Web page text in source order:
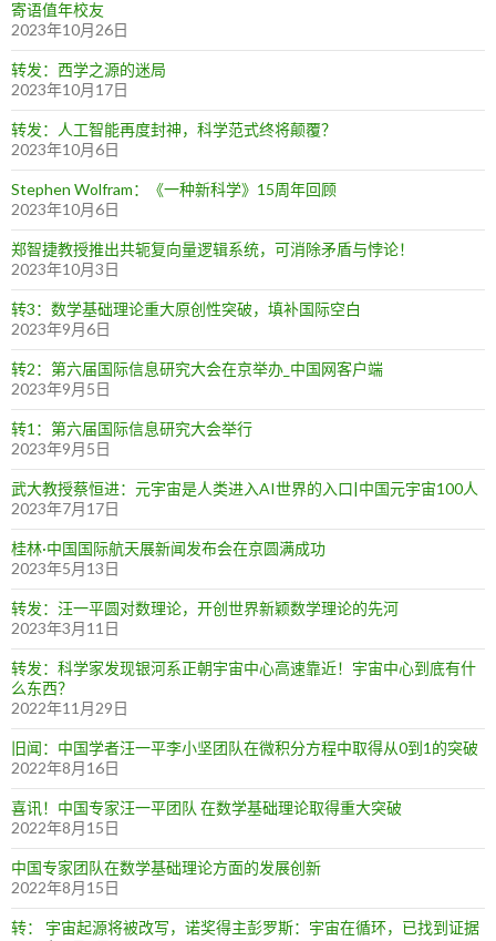
寄语值年校友
2023年10月26日
转发：西学之源的迷局
2023年10月17日
转发：人工智能再度封神，科学范式终将颠覆？
2023年10月6日
Stephen Wolfram：《一种新科学》15周年回顾
2023年10月6日
郑智捷教授推出共轭复向量逻辑系统，可消除矛盾与悖论！
2023年10月3日
转3：数学基础理论重大原创性突破，填补国际空白
2023年9月6日
转2：第六届国际信息研究大会在京举办_中国网客户端
2023年9月5日
转1：第六届国际信息研究大会举行
2023年9月5日
武大教授蔡恒进：元宇宙是人类进入AI世界的入口|中国元宇宙100人
2023年7月17日
桂林·中国国际航天展新闻发布会在京圆满成功
2023年5月13日
转发：汪一平圆对数理论，开创世界新颖数学理论的先河
2023年3月11日
转发：科学家发现银河系正朝宇宙中心高速靠近！宇宙中心到底有什
么东西？
2022年11月29日
旧闻：中国学者汪一平李小坚团队在微积分方程中取得从0到1的突破
2022年8月16日
喜讯！中国专家汪一平团队 在数学基础理论取得重大突破
2022年8月15日
中国专家团队在数学基础理论方面的发展创新
2022年8月15日
转： 宇宙起源将被改写，诺奖得主彭罗斯：宇宙在循环，已找到证据